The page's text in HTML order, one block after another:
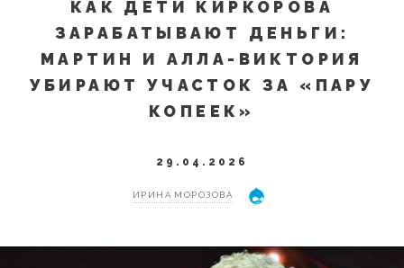
КАК ДЕТИ КИРКОРОВА
ЗАРАБАТЫВАЮТ ДЕНЬГИ:
МАРТИН И АЛЛА-ВИКТОРИЯ
УБИРАЮТ УЧАСТОК ЗА «ПАРУ
КОПЕЕК»
29.04.2026
ИРИНА МОРОЗОВА